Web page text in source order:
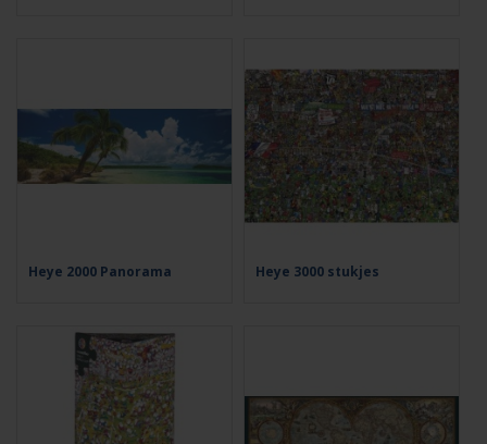
Heye 2000 Panorama Heye 3000 stukjes